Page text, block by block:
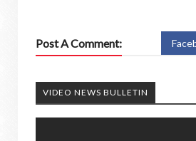
Post A Comment:
VIDEO NEWS BULLETIN